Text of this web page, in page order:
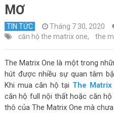
MƠ
TIN TỨC Tháng 7 30, 2020
căn hộ the matrix one, the
The Matrix One là một trong
hút được nhiều sự quan tâm
Khi mua căn hộ tại The Matrix
căn hộ full nội thất hoặc căn
thô của The Matrix One mà